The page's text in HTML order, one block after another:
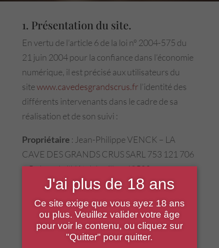
1. Présentation du site.
En vertu de l’article 6 de la loi n° 2004-575 du
21 juin 2004 pour la confiance dans l’économie
numérique, il est précisé aux utilisateurs du
sitewww.cavedesgrandscrus.fr l’identité des
différents intervenants dans le cadre de sa
réalisation et de son suivi :
Propriétaire : Jean-Philippe VENCK – LA
CAVE DES GRANDS CRUS SARL 753 121 706
– 5 place de l’Hôtel de ville – 68500
GUEBWILLER
Réalisation du site
Responsable publication: LA CAVE DES
GRANDS CRUS – 03 89 76 59 31
Le responsable publication est une personne
J'ai plus de 18 ans
Ce site exige que vous ayez 18 ans
ou plus. Veuillez valider votre âge
pour voir le contenu, ou cliquez sur
"Quitter" pour quitter.